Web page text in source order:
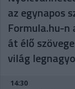
az egynapos
Formula.hu-n
át élő
világ
14:30